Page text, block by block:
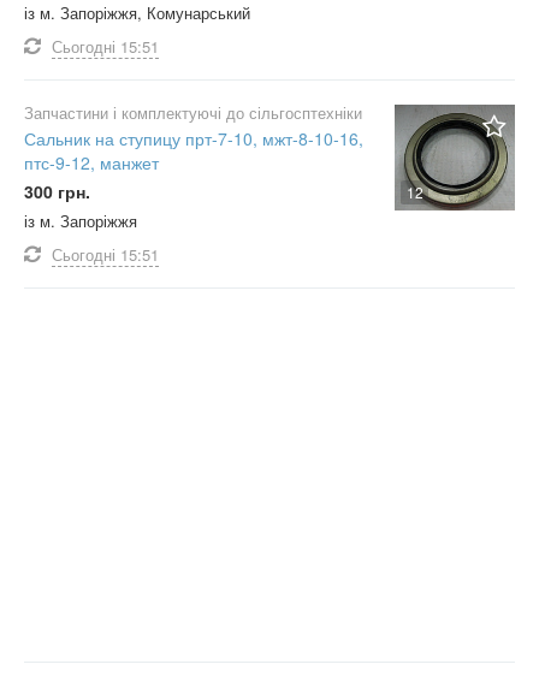
із м. Запоріжжя, Комунарський
Сьогодні 15:51
12
Запчастини і комплектуючі до сільгосптехніки
Сальник на ступицу прт-7-10, мжт-8-10-16,
птс-9-12, манжет
300 грн.
із м. Запоріжжя
Сьогодні 15:51